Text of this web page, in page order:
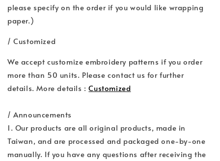
please specify on the order if you would like wrapping
paper.)
/ Customized
We accept customize embroidery patterns if you order
more than 50 units. Please contact us for further
details. More details :Customized
/ Announcements
1. Our products are all original products, made in
Taiwan, and are processed and packaged one-by-one
manually. If you have any questions after receiving the